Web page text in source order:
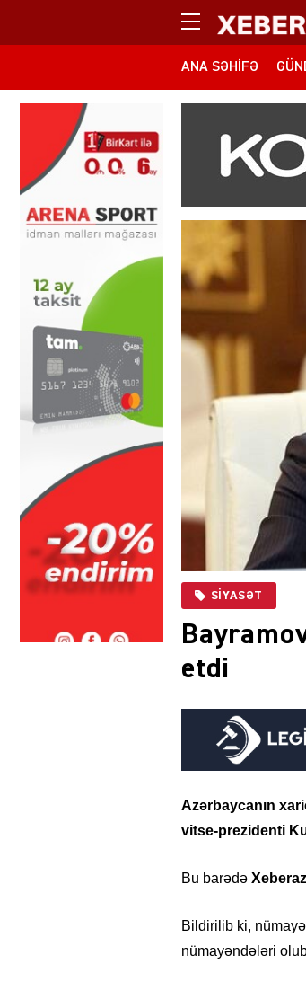
ANA SƏHIFƏ
SIYASƏT
etdi
Azərbaycanın
vitse-prezidenti
Bu barədə
Bildirilib ki,
nümayəndələri